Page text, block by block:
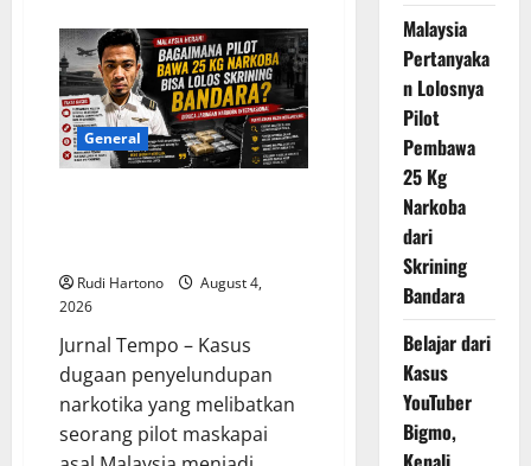
SpaceX
Tabrak
Bulan
dengan
Kecepatan
8.690
Km/Jam,
Soroti
Ancaman
General
Rudi Hartono
August 4,
2026
Jurnal Tempo – Kasus
dugaan penyelundupan
narkotika yang melibatkan
seorang pilot maskapai
Malaysia
Pertanyaka
n Lolosnya
Pilot
Pembawa
25 Kg
Narkoba
dari
Skrining
Bandara
Belajar dari
Kasus
YouTuber
Bigmo,